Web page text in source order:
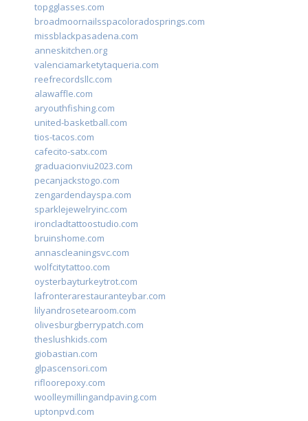
topgglasses.com
broadmoornailsspacoloradosprings.com
missblackpasadena.com
anneskitchen.org
valenciamarketytaqueria.com
reefrecordsllc.com
alawaffle.com
aryouthfishing.com
united-basketball.com
tios-tacos.com
cafecito-satx.com
graduacionviu2023.com
pecanjackstogo.com
zengardendayspa.com
sparklejewelryinc.com
ironcladtattoostudio.com
bruinshome.com
annascleaningsvc.com
wolfcitytattoo.com
oysterbayturkeytrot.com
lafronterarestauranteybar.com
lilyandrosetearoom.com
olivesburgberrypatch.com
theslushkids.com
giobastian.com
glpascensori.com
rifloorepoxy.com
woolleymillingandpaving.com
uptonpvd.com